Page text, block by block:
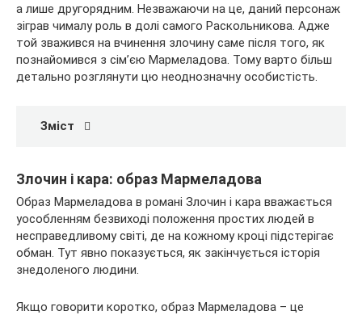
а лише другорядним. Незважаючи на це, даний персонаж
зіграв чималу роль в долі самого Раскольникова. Адже
той зважився на вчинення злочину саме після того, як
познайомився з сім’єю Мармеладова. Тому варто більш
детально розглянути цю неоднозначну особистість.
Зміст
Злочин і кара: образ Мармеладова
Образ Мармеладова в романі Злочин і кара вважається
уособленням безвиході положення простих людей в
несправедливому світі, де на кожному кроці підстерігає
обман. Тут явно показується, як закінчується історія
знедоленого людини.
Якщо говорити коротко, образ Мармеладова – це